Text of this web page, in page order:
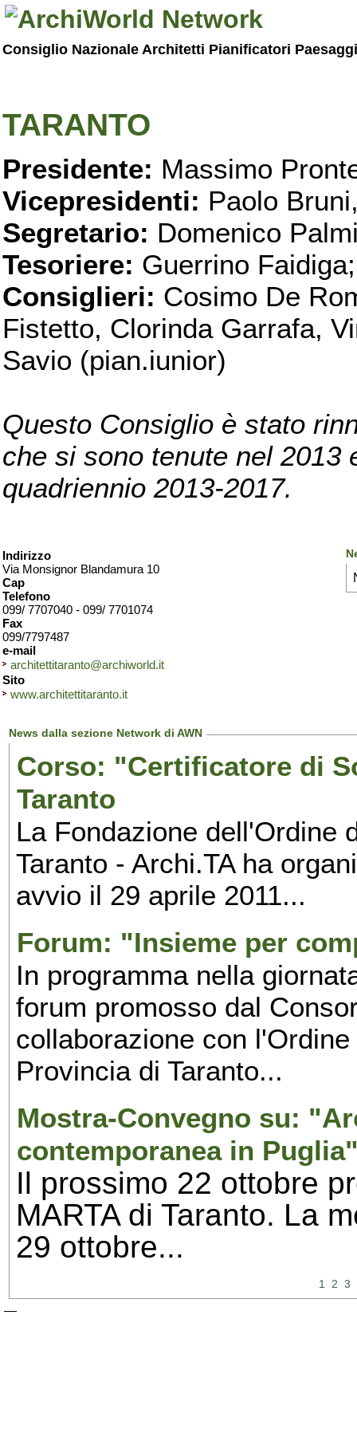
Consiglio Nazionale Architetti Pianificatori
TARANTO
Presidente: Massimo
Vicepresidenti: Paolo
Segretario: Domenico
Tesoriere: Guerrino Faidiga;
Consiglieri: Cosimo De
Fistetto, Clorinda Garrafa,
Savio (pian.iunior)
Questo Consiglio è stato
che si sono tenute nel 2013
quadriennio 2013-2017.
Indirizzo
Via Monsignor Blandamura 10
Cap
Telefono
099/ 7707040 - 099/ 7701074
Fax
099/7797487
e-mail
architettitaranto@archiworld.it
Sito
www.architettitaranto.it
News dalla sezione Network di AWN
Corso: "Certificatore di
Taranto
La Fondazione dell'Ordine
Taranto - Archi.TA ha
avvio il 29 aprile 2011...
Forum: "Insieme per
In programma nella
forum promosso dal
collaborazione con
Provincia di Taranto...
Mostra-Convegno su:
contemporanea in
Il prossimo 22 ottobre
MARTA di Taranto. La
29 ottobre...
1 2 3